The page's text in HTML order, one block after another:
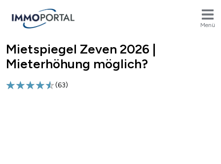
Menü
Breadcrumb
Mietspiegel Zeven 2026 |
Mieterhöhung möglich?
(63)